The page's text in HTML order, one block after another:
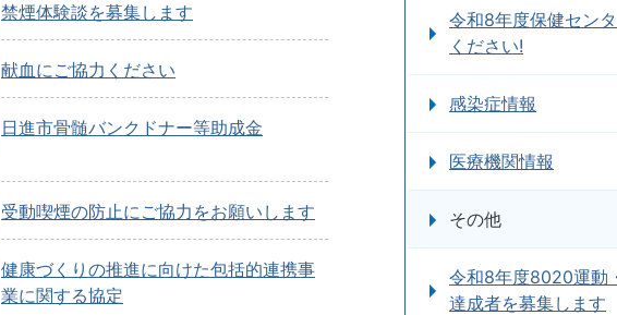
禁煙体験談を募集します
献血にご協力ください
日進市骨髄バンクドナー等助成金
受動喫煙の防止にご協力をお願いします
健康づくりの推進に向けた包括的連携事
業に関する協定
令和8年度保健セン
ください!
感染症情報
医療機関情報
その他
令和8年度8020運動
達成者を募集します